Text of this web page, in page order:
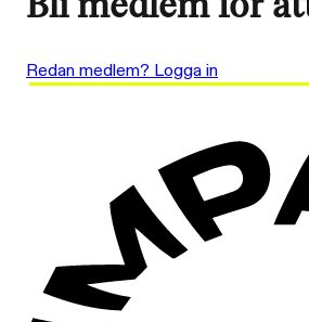
Redan medlem? Logga in